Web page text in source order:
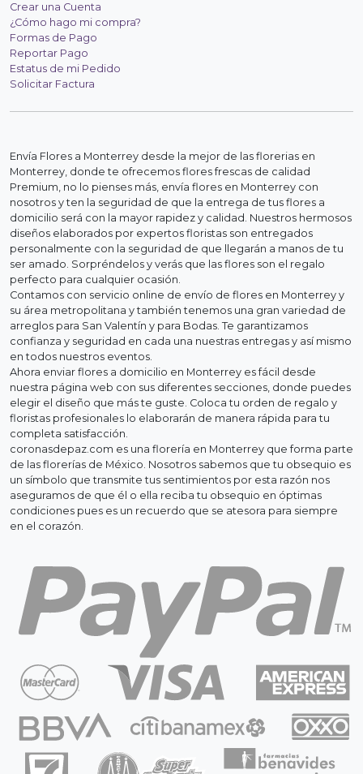
Crear una Cuenta
¿Cómo hago mi compra?
Formas de Pago
Reportar Pago
Estatus de mi Pedido
Solicitar Factura
Envía Flores a Monterrey desde la mejor de las florerias en
Monterrey, donde te ofrecemos flores frescas de calidad
Premium, no lo pienses más, envía flores en Monterrey con
nosotros y ten la seguridad de que la entrega de tus flores a
domicilio será con la mayor rapidez y calidad. Nuestros hermosos
diseños elaborados por expertos floristas son entregados
personalmente con la seguridad de que llegarán a manos de tu
ser amado. Sorpréndelos y verás que las flores son el regalo
perfecto para cualquier ocasión.
Contamos con servicio online de envío de flores en Monterrey y
su área metropolitana y también tenemos una gran variedad de
arreglos para San Valentín y para Bodas. Te garantizamos
confianza y seguridad en cada una nuestras entregas y así mismo
en todos nuestros eventos.
Ahora enviar flores a domicilio en Monterrey es fácil desde
nuestra página web con sus diferentes secciones, donde puedes
elegir el diseño que más te guste. Coloca tu orden de regalo y
floristas profesionales lo elaborarán de manera rápida para tu
completa satisfacción.
coronasdepaz.com es una florería en Monterrey que forma parte
de las florerías de México. Nosotros sabemos que tu obsequio es
un símbolo que transmite tus sentimientos por esta razón nos
aseguramos de que él o ella reciba tu obsequio en óptimas
condiciones pues es un recuerdo que se atesora para siempre
en el corazón.